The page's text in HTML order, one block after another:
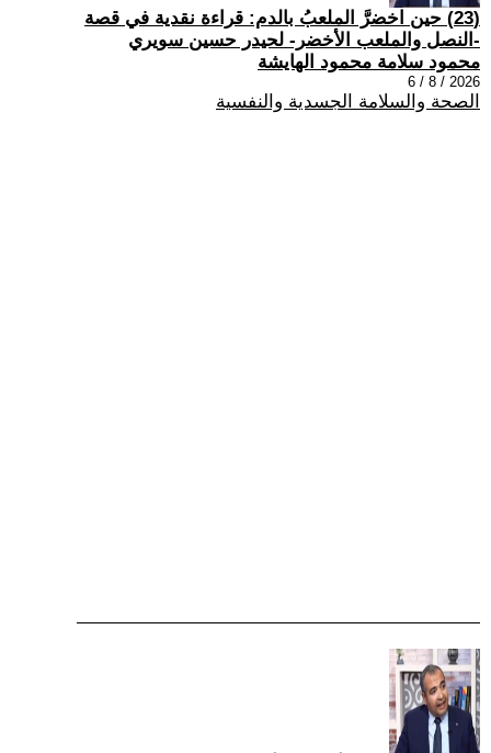
(23) حين اخضرَّ الملعبُ بالدم: قراءة نقدية في قصة
-النصل والملعب الأخضر- لحيدر حسين سويري
محمود سلامة محمود الهايشة
2026 / 8 / 6
الصحة والسلامة الجسدية والنفسية